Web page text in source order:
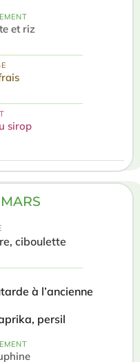
et riz
sirop
ciboulette
à l’ancienne
persil